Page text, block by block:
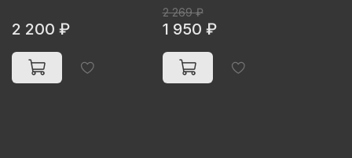
2 200 ₽
2 269 ₽
1 950 ₽